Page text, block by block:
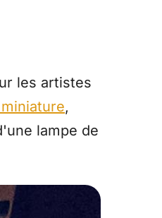
les artistes
,
lampe de